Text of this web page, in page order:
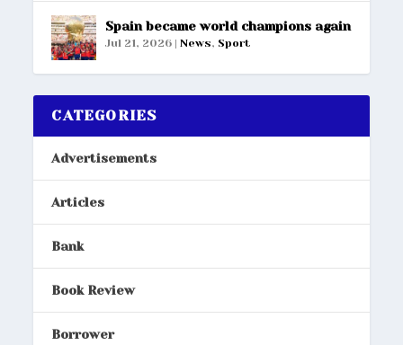
Spain became world champions again
Jul 21, 2026 |News, Sport
CATEGORIES
Advertisements
Articles
Bank
Book Review
Borrower